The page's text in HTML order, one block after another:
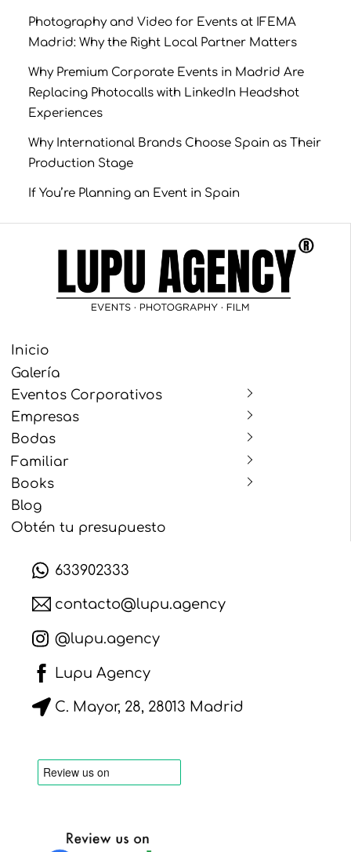
Photography and Video for Events at IFEMA
Madrid: Why the Right Local Partner Matters
Why Premium Corporate Events in Madrid Are
Replacing Photocalls with LinkedIn Headshot
Experiences
Why International Brands Choose Spain as Their
Production Stage
If You’re Planning an Event in Spain
Inicio
Galería
Eventos Corporativos
Empresas
Bodas
Familiar
Books
Blog
Obtén tu presupuesto
633902333
contacto@lupu.agency
@lupu.agency
Lupu Agency
C. Mayor, 28, 28013 Madrid